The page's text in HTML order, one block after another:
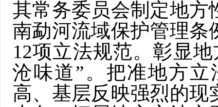
其常务委员会制定地方
南勐河流域保护管理条
12项立法规范。彰显
沧味道”。把准地方
高、基层反映强烈的现